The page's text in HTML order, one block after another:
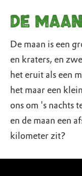
De
De maan is een
en kraters, en
het eruit als een
het maar een
ons om 's nachts
en de maan een
kilometer zit?